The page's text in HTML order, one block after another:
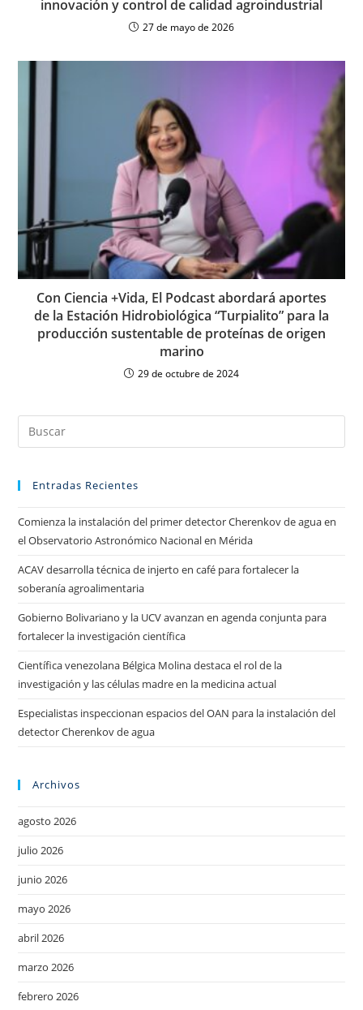
innovación y control de calidad agroindustrial
27 de mayo de 2026
Con Ciencia +Vida, El Podcast abordará aportes
de la Estación Hidrobiológica “Turpialito” para la
producción sustentable de proteínas de origen
marino
29 de octubre de 2024
Entradas Recientes
Comienza la instalación del primer detector Cherenkov de agua en
el Observatorio Astronómico Nacional en Mérida
ACAV desarrolla técnica de injerto en café para fortalecer la
soberanía agroalimentaria
Gobierno Bolivariano y la UCV avanzan en agenda conjunta para
fortalecer la investigación científica
Científica venezolana Bélgica Molina destaca el rol de la
investigación y las células madre en la medicina actual
Especialistas inspeccionan espacios del OAN para la instalación del
detector Cherenkov de agua
Archivos
agosto 2026
julio 2026
junio 2026
mayo 2026
abril 2026
marzo 2026
febrero 2026